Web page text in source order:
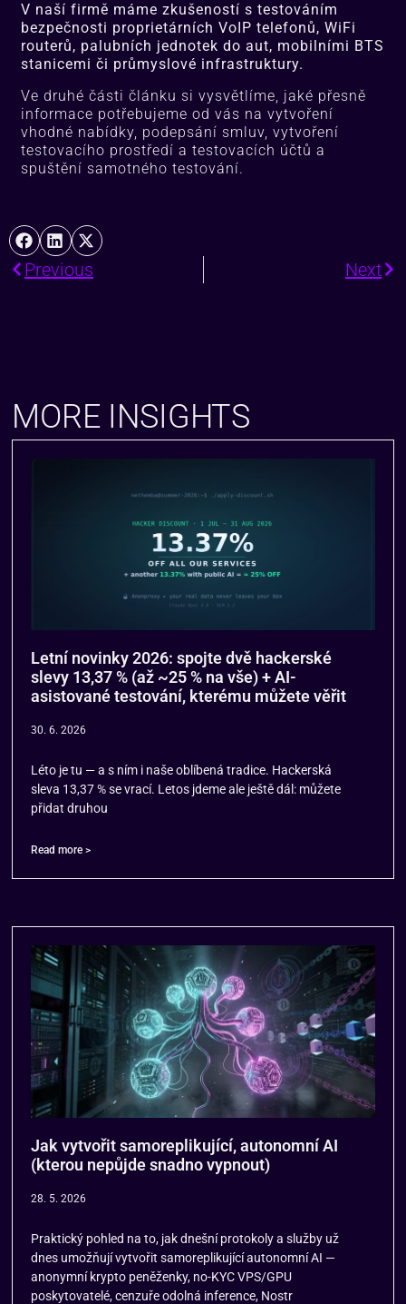
V naší firmě máme zkušeností s testováním
bezpečnosti proprietárních VoIP telefonů, WiFi
routerů, palubních jednotek do aut, mobilními BTS
stanicemi či průmyslové infrastruktury.
Ve druhé části článku si vysvětlíme, jaké přesně
informace potřebujeme od vás na vytvoření
vhodné nabídky, podepsání smluv, vytvoření
testovacího prostředí a testovacích účtů a
spuštění samotného testování.
Previous Next
MORE INSIGHTS
Letní novinky 2026: spojte dvě hackerské
slevy 13,37 % (až ~25 % na vše) + AI-
asistované testování, kterému můžete věřit
30. 6. 2026
Léto je tu — a s ním i naše oblíbená tradice. Hackerská
sleva 13,37 % se vrací. Letos jdeme ale ještě dál: můžete
přidat druhou
Read more >
Jak vytvořit samoreplikující, autonomní AI
(kterou nepůjde snadno vypnout)
28. 5. 2026
Praktický pohled na to, jak dnešní protokoly a služby už
dnes umožňují vytvořit samoreplikující autonomní AI —
anonymní krypto peněženky, no-KYC VPS/GPU
poskytovatelé, cenzuře odolná inference, Nostr